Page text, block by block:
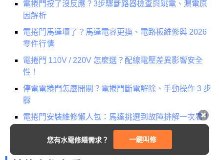
您有水電修繕需求？ 一鍵叫修
電捲門按了沒反應？3步驟斷路器檢查與跳電、漏電原
因解析
電捲門馬達壞了？馬達電容更換、電路板維修與 2026
零件行情
電捲門 110V / 220V 怎麼選？配線電壓差異影響安全
性！
停電電捲門怎麼開關？電捲門斷電解除、手動操作 3 步
驟
電捲門安裝維修懶人包：馬達挑選到故障排解一次看！